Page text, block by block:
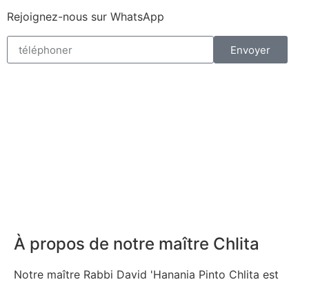
Rejoignez-nous sur WhatsApp
Envoyer
À propos de notre maître Chlita
Notre maître Rabbi David 'Hanania Pinto Chlita est